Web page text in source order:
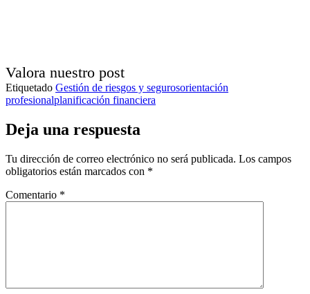
Valora nuestro post
Etiquetado Gestión de riesgos y segurosorientación
profesionalplanificación financiera
Deja una respuesta
Tu dirección de correo electrónico no será publicada. Los campos
obligatorios están marcados con *
Comentario *